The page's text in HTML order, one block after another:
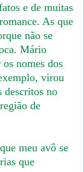
e de muitas
As que
não se
Mário
nomes dos
virou
descritos no
de
meu avô se
que